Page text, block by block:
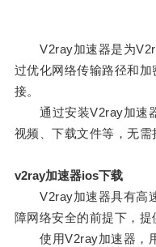
V2ray加速器是为
过优化网络传输路径和
接。
通过安装V2ray加速器
视频、下载文件等，无需
v2ray加速器ios下载
V2ray加速器具有高速
障网络安全的前提下，提
使用V2ray加速器，用